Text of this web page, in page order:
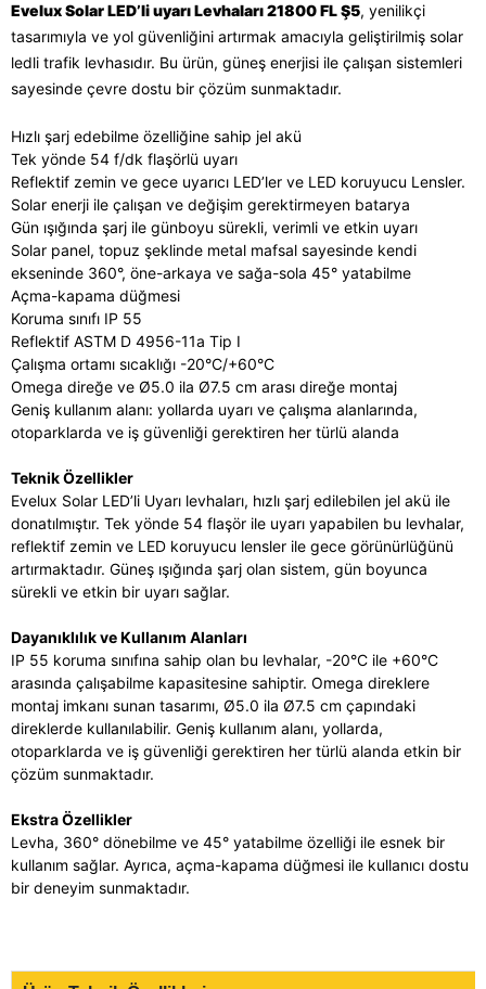
Evelux Solar LED’li uyarı Levhaları 21800 FL Ş5, yenilikçi
tasarımıyla ve yol güvenliğini artırmak amacıyla geliştirilmiş solar
ledli trafik levhasıdır. Bu ürün, güneş enerjisi ile çalışan sistemleri
sayesinde çevre dostu bir çözüm sunmaktadır.
Hızlı şarj edebilme özelliğine sahip jel akü
Tek yönde 54 f/dk flaşörlü uyarı
Reflektif zemin ve gece uyarıcı LED’ler ve LED koruyucu Lensler.
Solar enerji ile çalışan ve değişim gerektirmeyen batarya
Gün ışığında şarj ile günboyu sürekli, verimli ve etkin uyarı
Solar panel, topuz şeklinde metal mafsal sayesinde kendi
ekseninde 360°, öne-arkaya ve sağa-sola 45° yatabilme
Açma-kapama düğmesi
Koruma sınıfı IP 55
Reflektif ASTM D 4956-11a Tip I
Çalışma ortamı sıcaklığı -20°C/+60°C
Omega direğe ve Ø5.0 ila Ø7.5 cm arası direğe montaj
Geniş kullanım alanı: yollarda uyarı ve çalışma alanlarında,
otoparklarda ve iş güvenliği gerektiren her türlü alanda
Teknik Özellikler
Evelux Solar LED’li Uyarı levhaları, hızlı şarj edilebilen jel akü ile
donatılmıştır. Tek yönde 54 flaşör ile uyarı yapabilen bu levhalar,
reflektif zemin ve LED koruyucu lensler ile gece görünürlüğünü
artırmaktadır. Güneş ışığında şarj olan sistem, gün boyunca
sürekli ve etkin bir uyarı sağlar.
Dayanıklılık ve Kullanım Alanları
IP 55 koruma sınıfına sahip olan bu levhalar, -20°C ile +60°C
arasında çalışabilme kapasitesine sahiptir. Omega direklere
montaj imkanı sunan tasarımı, Ø5.0 ila Ø7.5 cm çapındaki
direklerde kullanılabilir. Geniş kullanım alanı, yollarda,
otoparklarda ve iş güvenliği gerektiren her türlü alanda etkin bir
çözüm sunmaktadır.
Ekstra Özellikler
Levha, 360° dönebilme ve 45° yatabilme özelliği ile esnek bir
kullanım sağlar. Ayrıca, açma-kapama düğmesi ile kullanıcı dostu
bir deneyim sunmaktadır.